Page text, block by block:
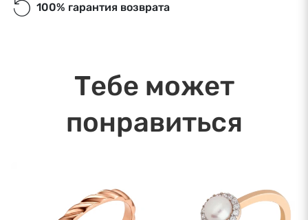
Экспресс-доставка в Риге и Рижском районе
100% гарантия возврата
Тебе может
понравиться